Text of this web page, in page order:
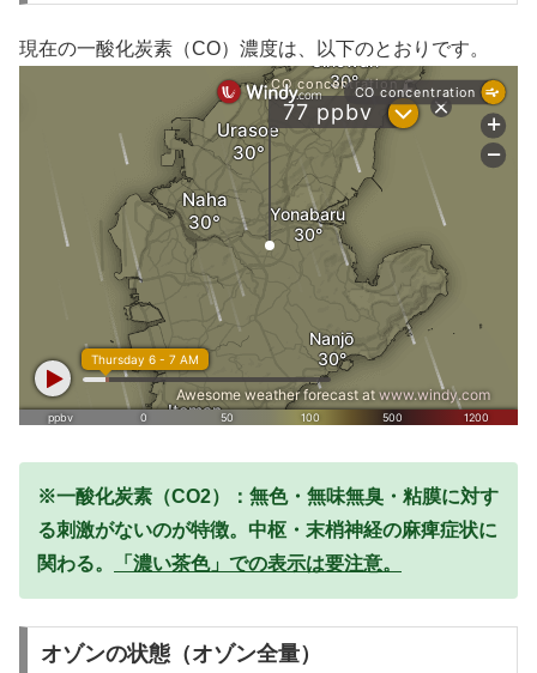
現在の一酸化炭素（CO）濃度は、以下のとおりです。
※一酸化炭素（CO2）：無色・無味無臭・粘膜に対す
る刺激がないのが特徴。中枢・末梢神経の麻痺症状に
関わる。
「濃い茶色」での表示は要注意。
オゾンの状態（オゾン全量）